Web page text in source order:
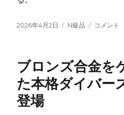
投
2026年4月2日
カ
ー
N級品
ク
イ
ス、
北
コメント
ブロンズ合金を
た本格ダイバー
登場